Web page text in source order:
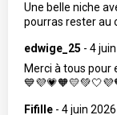
Une belle niche
pourras rester au
edwige_25 - 4
Merci à tous
Fifille - 4 juin